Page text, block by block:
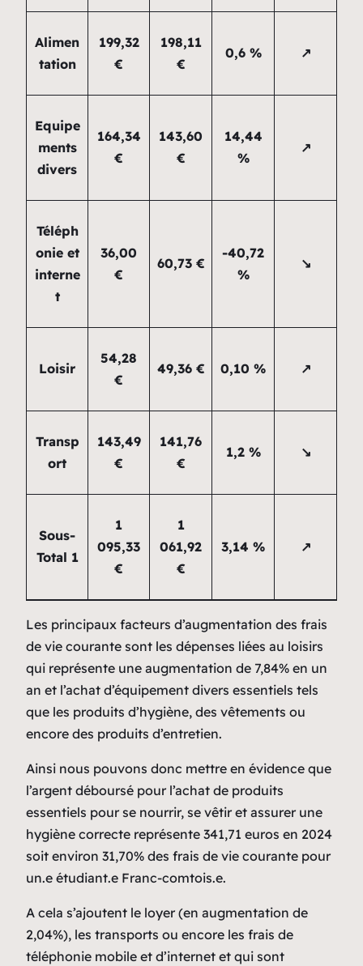
Alimen
tation
199,32
€
198,11
€
0,6 % ↗
Equipe
ments
divers
164,34
€
143,60
€
14,44
%
↗
Téléph
onie et
interne
t
36,00
€
60,73 €
-40,72
%
↘
Loisir
54,28
€
49,36 € 0,10 % ↗
Transp
ort
143,49
€
141,76
€
1,2 % ↘
Sous-
Total 1
1
095,33
€
1
061,92
€
3,14 % ↗
Les principaux facteurs d’augmentation des frais
de vie courante sont les dépenses liées au loisirs
qui représente une augmentation de 7,84% en un
an et l’achat d’équipement divers essentiels tels
que les produits d’hygiène, des vêtements ou
encore des produits d’entretien.
Ainsi nous pouvons donc mettre en évidence que
l’argent déboursé pour l’achat de produits
essentiels pour se nourrir, se vêtir et assurer une
hygiène correcte représente 341,71 euros en 2024
soit environ 31,70% des frais de vie courante pour
un.e étudiant.e Franc-comtois.e.
A cela s’ajoutent le loyer (en augmentation de
2,04%), les transports ou encore les frais de
téléphonie mobile et d’internet et qui sont